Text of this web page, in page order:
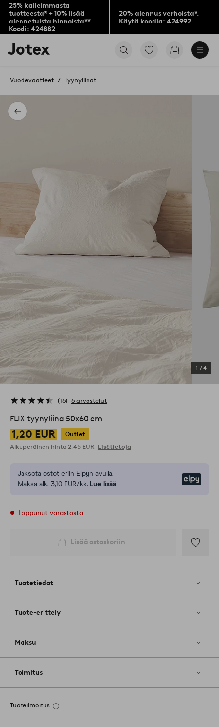
25% kalleimmasta
tuotteesta* + 10% lisää
alennetuista hinnoista**.
Koodi: 424882
20% alennus verhoista*.
Käytä koodia: 424992
Jotex-
logo
aloitussivulle
Siirry
Siirry
Takaisin
Vuodevaatteet Tyynyliinat
1 /4
16 6 arvostelut
FLIX tyynyliina 50x60 cm
1,20 EUR
Outlet
Alkuperäinen hinta 2,45 EUR Lisätietoja
Jaksota ostot eriin Elpyn avulla.
Maksa alk. 3,10 EUR/kk. Lue lisää
Loppunut varastosta
Lisää ostoskoriin
Tuotetiedot
Tuote-erittely
Maksu
Toimitus
Tuoteilmoitus